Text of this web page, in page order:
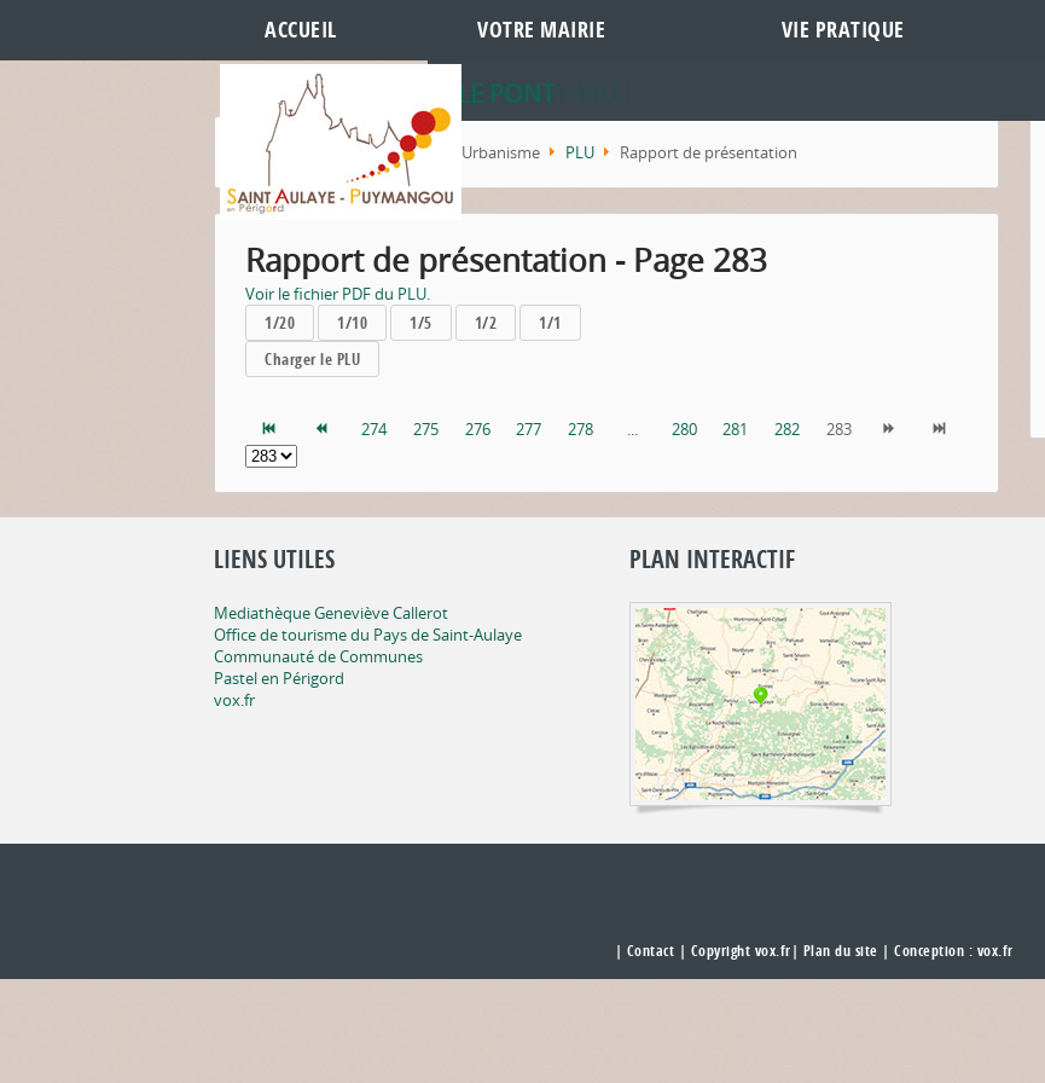
ACCUEIL VOTRE MAIRIE VIE PRATIQUE
HÔTEL DE VILLE
LES REMPARTS
LE PONT
Votre Mairie Urbanisme PLU Rapport de présentation
Rapport de présentation - Page 283
Voir le fichier PDF du PLU.
1/20
1/10 1/5 1/2
1/1
Charger le PLU
274 275 276 277 278 ... 280 281 282 283
LIENS UTILES
Mediathèque Geneviève Callerot
Office de tourisme du Pays de Saint-Aulaye
Communauté de Communes
Pastel en Périgord
vox.fr
PLAN INTERACTIF
| Contact | Copyright vox.fr| Plan du site | Conception : vox.fr